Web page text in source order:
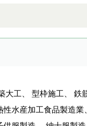
大工 型枠施工 鉄
性水産加工食品製造業